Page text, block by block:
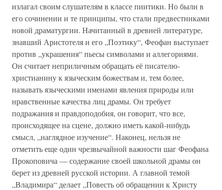
излагал своим слушателям в классе пиитики. Но были в
его сочинении и те принципы, что стали предвестниками
новой драматургии. Начитанный в древней литературе,
знавший Аристотеля и его „Поэтику“, Феофан выступает
против „украшения“ пьесы символами и аллегориями.
Он считает неприличным обращать её писателю-
христианину к языческим божествам и, тем более,
называть языческими именами явления природы или
нравственные качества лиц драмы. Он требует
подражания и правдоподобия, он говорит, что все,
происходящее на сцене, должно иметь какой-нибудь
смысл, „наглядное изучение“. Наконец, нельзя не
отметить еще один чрезвычайной важности шаг Феофана
Прокоповича — содержание своей школьной драмы он
берет из древней русской истории. А главной темой
„Владимира“ делает „Повесть об обращении к Христу